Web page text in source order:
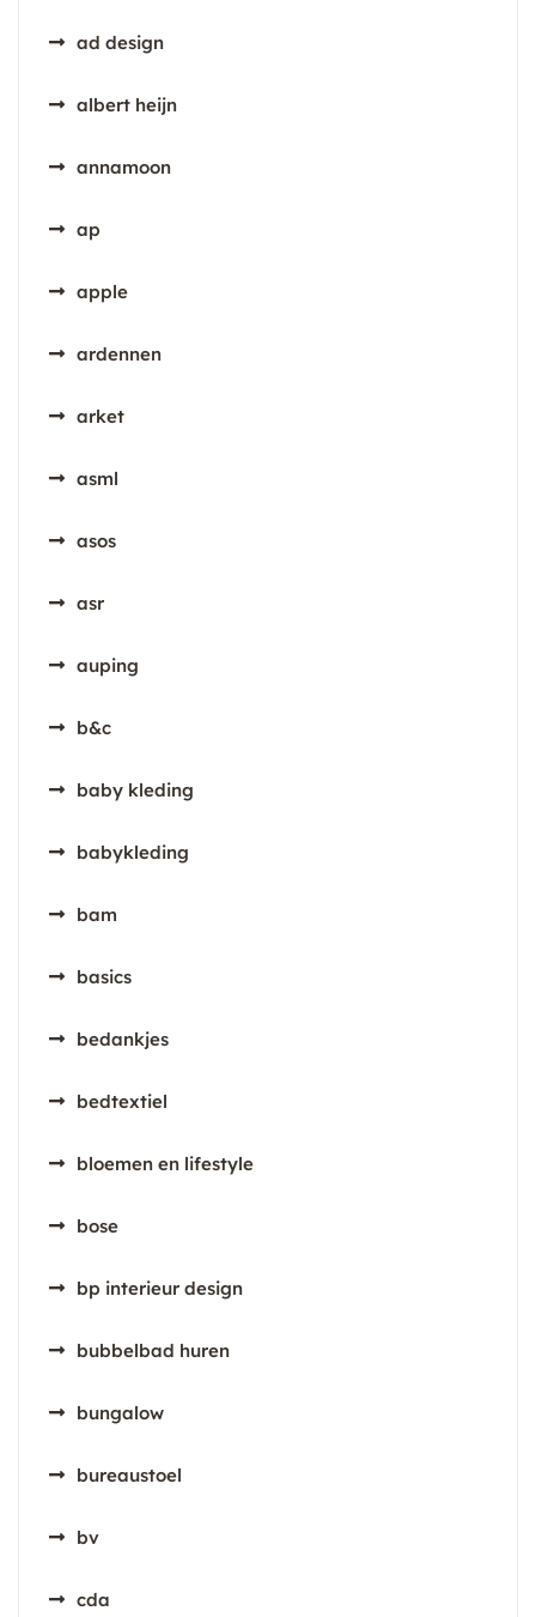
ad design
albert heijn
annamoon
ap
apple
ardennen
arket
asml
asos
asr
auping
b&c
baby kleding
babykleding
bam
basics
bedankjes
bedtextiel
bloemen en lifestyle
bose
bp interieur design
bubbelbad huren
bungalow
bureaustoel
bv
cda